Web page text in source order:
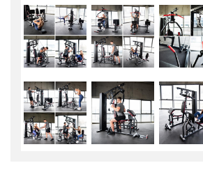
Aerobik,
Pilates,
Joga
trake
Boks